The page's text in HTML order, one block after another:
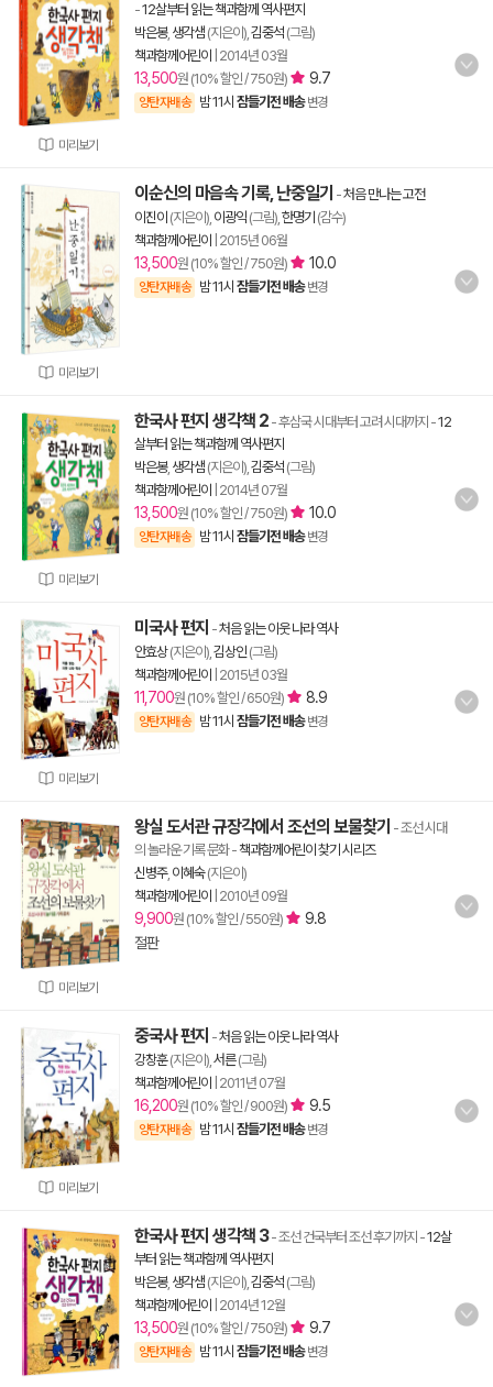
미리보기
-12살부터 읽는 책과함께 역사편지
박은봉, 생각샘 (지은이), 김중석 (그림)
책과함께어린이
2014년 03월
13,500원 (10% 할인 / 750원) 9.7
양탄자배송 밤 11시 잠들기전 배송 변경
미리보기
이순신의 마음속 기록, 난중일기 -처음 만나는 고전
이진이 (지은이), 이광익 (그림), 한명기 (감수)
책과함께어린이
2015년 06월
13,500원 (10% 할인 / 750원) 10.0
양탄자배송 밤 11시 잠들기전 배송 변경
미리보기
한국사 편지 생각책 2 - 후삼국 시대부터 고려 시대까지 -12
살부터 읽는 책과함께 역사편지
박은봉, 생각샘 (지은이), 김중석 (그림)
책과함께어린이
2014년 07월
13,500원 (10% 할인 / 750원) 10.0
양탄자배송 밤 11시 잠들기전 배송 변경
미리보기
미국사 편지 -처음 읽는 이웃 나라 역사
안효상(지은이), 김상인 (그림)
책과함께어린이
2015년 03월
11,700원 (10% 할인 / 650원) 8.9
양탄자배송 밤 11시 잠들기전 배송 변경
미리보기
왕실 도서관 규장각에서 조선의 보물찾기 - 조선 시대
의 놀라운 기록 문화- 책과함께어린이 찾기 시리즈
신병주, 이혜숙(지은이)
책과함께어린이
2010년 09월
9,900원 (10% 할인 / 550원)
9.8
절판
미리보기
중국사 편지 -처음 읽는 이웃 나라 역사
강창훈(지은이), 서른(그림)
책과함께어린이
2011년 07월
16,200원 (10% 할인 / 900원) 9.5
양탄자배송 밤 11시 잠들기전 배송 변경
한국사 편지 생각책 3- 조선 건국부터 조선 후기까지 -12살
부터 읽는 책과함께 역사편지
박은봉, 생각샘 (지은이), 김중석 (그림)
책과함께어린이
2014년 12월
13,500원 (10% 할인 / 750원) 9.7
양탄자배송 밤 11시 잠들기전 배송 변경